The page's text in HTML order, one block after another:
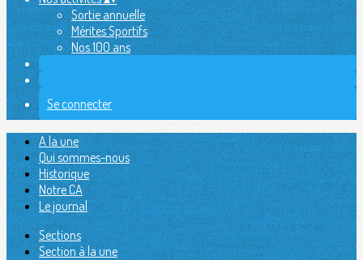
Sortie annuelle
Mérites Sportifs
Nos 100 ans
Se connecter
A la une
Qui sommes-nous
Historique
Notre CA
Le journal
Sections
Section à la une